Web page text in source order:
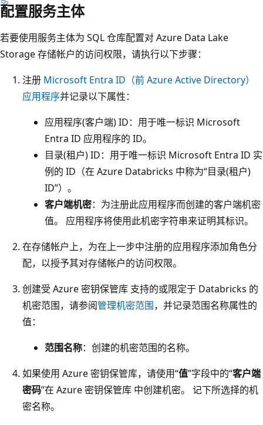
配置服务主体
若要使用服务主体为 SQL 仓库配置对 Azure Data Lake
Storage 存储帐户的访问权限，请执行以下步骤：
注册 Microsoft Entra ID（前 Azure Active Directory）
应用程序并记录以下属性：
应用程序(客户端) ID：用于唯一标识 Microsoft
Entra ID 应用程序的 ID。
目录(租户) ID：用于唯一标识 Microsoft Entra ID 实
例的 ID（在 Azure Databricks 中称为“目录(租户)
ID”）。
客户端机密：为注册此应用程序而创建的客户端机密
值。 应用程序将使用此机密字符串来证明其标识。
在存储帐户上，为在上一步中注册的应用程序添加角色分
配，以授予其对存储帐户的访问权限。
创建受 Azure 密钥保管库 支持的或限定于 Databricks 的
机密范围，请参阅管理机密范围，并记录范围名称属性的
值：
范围名称：创建的机密范围的名称。
如果使用 Azure 密钥保管库，请使用“值”字段中的“客户端
密码”在 Azure 密钥保管库 中创建机密。 记下所选择的机
密名称。